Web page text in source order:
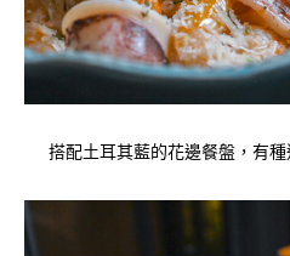
搭配土耳其藍的花邊餐盤，有